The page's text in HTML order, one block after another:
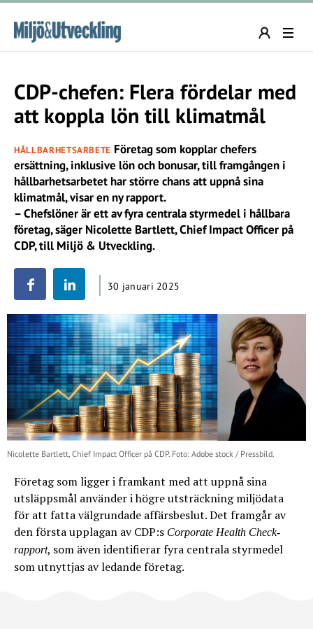
CDP-chefen: Flera fördelar med
att koppla lön till klimatmål
HÅLLBARHETSARBETE Företag som kopplar chefers
ersättning, inklusive lön och bonusar, till framgången i
hållbarhetsarbetet har större chans att uppnå sina
klimatmål, visar en ny rapport.
– Chefslöner är ett av fyra centrala styrmedel i hållbara
företag, säger Nicolette Bartlett, Chief Impact Officer på
CDP, till Miljö & Utveckling.
30 januari 2025
Nicolette Bartlett, Chief Impact Officer på CDP. Foto: Adobe stock / Pressbild.
Företag som ligger i framkant med att uppnå sina
utsläppsmål använder i högre utsträckning miljödata
för att fatta välgrundade affärsbeslut. Det framgår av
den första upplagan av CDP:s Corporate Health Check-
rapport, som även identifierar fyra centrala styrmedel
som utnyttjas av ledande företag.